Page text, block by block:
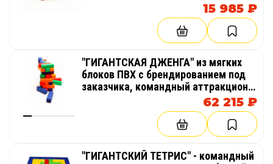
корпоратива, соревнований,
веселых стартов, эстафет
15 985 ₽
"ГИГАНТСКАЯ ДЖЕНГА" из мягких
блоков ПВХ с брендированием под
заказчика, командный аттракцион,
оборудование для тимбилдинга,
праздника, корпоратива,
соревнований, веселых стартов,
62 215 ₽
"ГИГАНТСКИЙ ТЕТРИС" - командный